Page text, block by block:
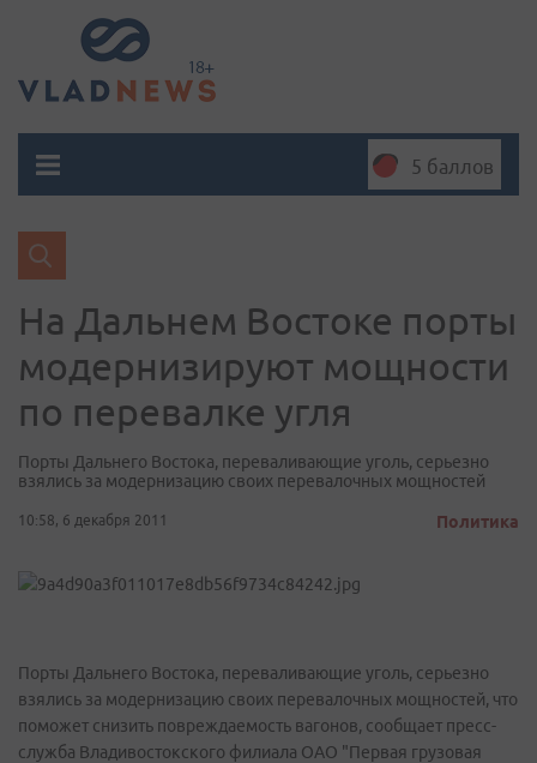
5 баллов
На Дальнем Востоке порты
модернизируют мощности
по перевалке угля
Порты Дальнего Востока, переваливающие уголь, серьезно
взялись за модернизацию своих перевалочных мощностей
10:58, 6 декабря 2011 Политика
Порты Дальнего Востока, переваливающие уголь, серьезно
взялись за модернизацию своих перевалочных мощностей, что
поможет снизить повреждаемость вагонов, сообщает пресс-
служба Владивостокского филиала ОАО "Первая грузовая